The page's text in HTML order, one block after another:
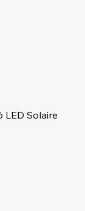
LED Solaire